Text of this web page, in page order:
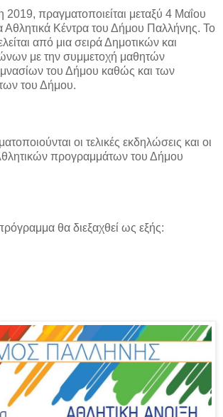
2019, πραγματοποιείται μεταξύ 4 Μαΐου
Αθλητικά Κέντρα του Δήμου Παλλήνης. Το
από μια σειρά Δημοτικών και
με την συμμετοχή μαθητών
του Δήμου καθώς και των
του Δήμου.
οι τελικές εκδηλώσεις και οι
προγραμμάτων του Δήμου
θα διεξαχθεί ως εξής: